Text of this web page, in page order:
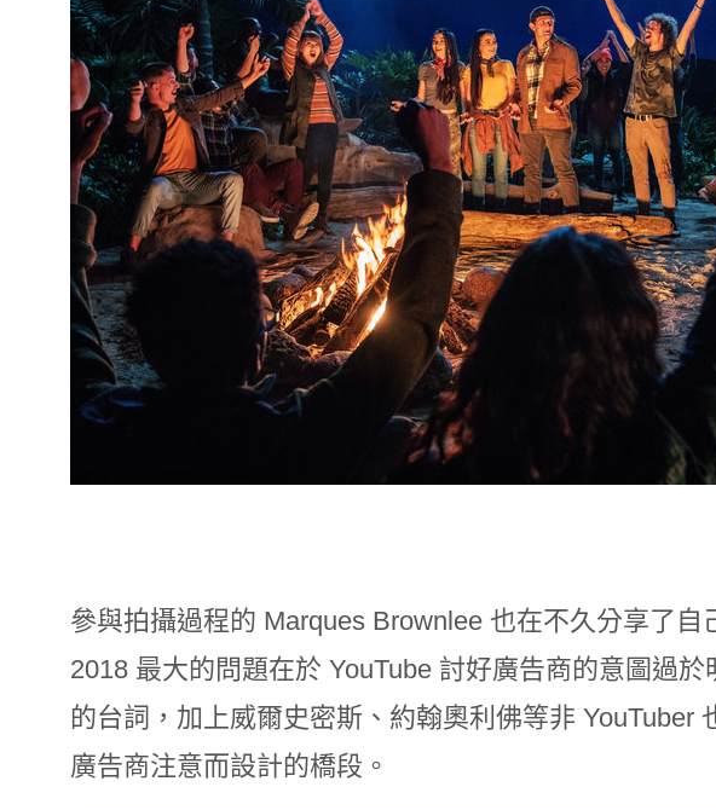
參與拍攝過程的 Marques Brownlee 也在不久分享了自
2018 最大的問題在於 YouTube 討好廣告商的意圖過
的台詞，加上威爾史密斯、約翰奧利佛等非 YouTuber
廣告商注意而設計的橋段。